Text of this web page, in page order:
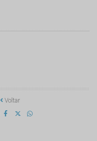
Voltar